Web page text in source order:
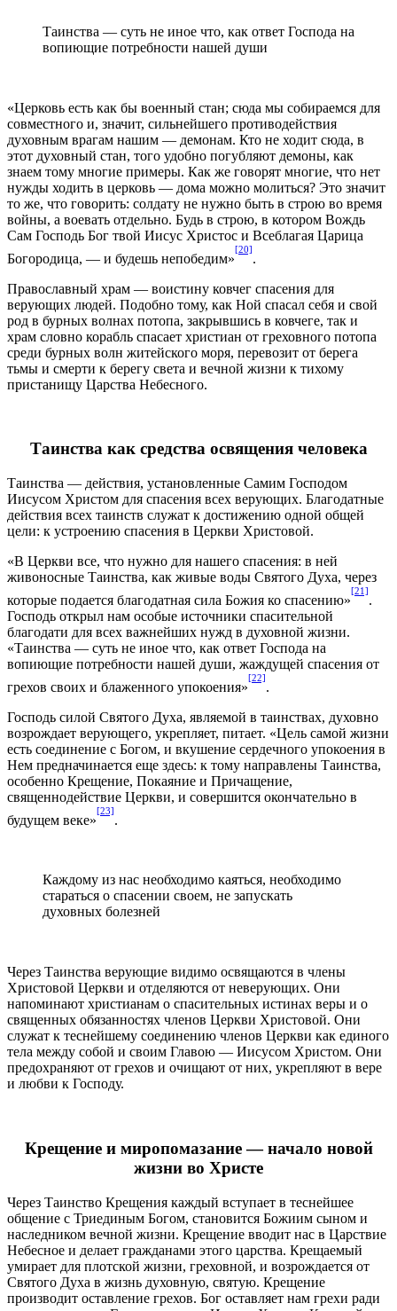
Таинства — суть не иное что, как ответ Господа на
вопиющие потребности нашей души
«Церковь есть как бы военный стан; сюда мы собираемся для
совместного и, значит, сильнейшего противодействия
духовным врагам нашим — демонам. Кто не ходит сюда, в
этот духовный стан, того удобно погубляют демоны, как
знаем тому многие примеры. Как же говорят многие, что нет
нужды ходить в церковь — дома можно молиться? Это значит
то же, что говорить: солдату не нужно быть в строю во время
войны, а воевать отдельно. Будь в строю, в котором Вождь
Сам Господь Бог твой Иисус Христос и Всеблагая Царица
Богородица, — и будешь непобедим»
[20]
.
Православный храм — воистину ковчег спасения для
верующих людей. Подобно тому, как Ной спасал себя и свой
род в бурных волнах потопа, закрывшись в ковчеге, так и
храм словно корабль спасает христиан от греховного потопа
среди бурных волн житейского моря, перевозит от берега
тьмы и смерти к берегу света и вечной жизни к тихому
пристанищу Царства Небесного.
Таинства как средства освящения человека
Таинства — действия, установленные Самим Господом
Иисусом Христом для спасения всех верующих. Благодатные
действия всех таинств служат к достижению одной общей
цели: к устроению спасения в Церкви Христовой.
«В Церкви все, что нужно для нашего спасения: в ней
живоносные Таинства, как живые воды Святого Духа, через
которые подается благодатная сила Божия ко спасению»
[21]
.
Господь открыл нам особые источники спасительной
благодати для всех важнейших нужд в духовной жизни.
«Таинства — суть не иное что, как ответ Господа на
вопиющие потребности нашей души, жаждущей спасения от
грехов своих и блаженного упокоения»
[22]
.
Господь силой Святого Духа, являемой в таинствах, духовно
возрождает верующего, укрепляет, питает. «Цель самой жизни
есть соединение с Богом, и вкушение сердечного упокоения в
Нем предначинается еще здесь: к тому направлены Таинства,
особенно Крещение, Покаяние и Причащение,
священнодействие Церкви, и совершится окончательно в
будущем веке»
[23]
Каждому из нас необходимо каяться, необходимо
стараться о спасении своем, не запускать
духовных болезней
Через Таинства верующие видимо освящаются в члены
Христовой Церкви и отделяются от неверующих. Они
напоминают христианам о спасительных истинах веры и о
священных обязанностях членов Церкви Христовой. Они
служат к теснейшему соединению членов Церкви как единого
тела между собой и своим Главою — Иисусом Христом. Они
предохраняют от грехов и очищают от них, укрепляют в вере
и любви к Господу.
Крещение и миропомазание—начало новой
жизни во Христе
Через Таинство Крещения каждый вступает в теснейшее
общение с Триединым Богом, становится Божиим сыном и
наследником вечной жизни. Крещение вводит нас в Царствие
Небесное и делает гражданами этого царства. Крещаемый
умирает для плотской жизни, греховной, и возрождается от
Святого Духа в жизнь духовную, святую. Крещение
производит оставление грехов. Бог оставляет нам грехи ради